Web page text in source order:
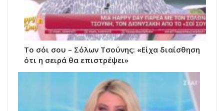
Το σόι σου – Σόλων Τσούνης: «Είχα διαίσθηση
ότι η σειρά θα επιστρέψει»